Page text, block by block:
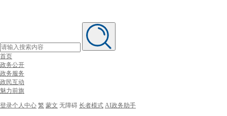
首页
政务公开
政务服务
政民互动
魅力前旗
登录个人中心 繁 蒙文 无障碍 长者模式 AI政务助手